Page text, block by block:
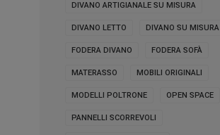
DIVANO ARTIGIANALE SU MISURA
DIVANO LETTO DIVANO SU MISURA
FODERA DIVANO FODERA SOFÀ
MATERASSO MOBILI ORIGINALI
MODELLI POLTRONE OPEN SPACE
PANNELLI SCORREVOLI